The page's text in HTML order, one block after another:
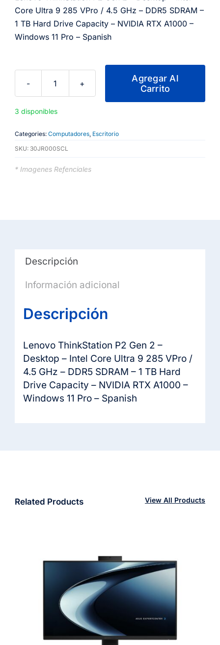
Core Ultra 9 285 VPro / 4.5 GHz – DDR5 SDRAM –
1 TB Hard Drive Capacity – NVIDIA RTX A1000 –
Windows 11 Pro – Spanish
Lenovo
P2
Ultra
16GB
1TB
W11Pro
Agregar Al
Carrito
3 disponibles
Categories: Computadores Escritorio
SKU: 30JR000SCL
* Imagenes Refenciales
Descripción
Información adicional
Descripción
Lenovo ThinkStation P2 Gen 2 –
Desktop – Intel Core Ultra 9 285 VPro /
4.5 GHz – DDR5 SDRAM – 1 TB Hard
Drive Capacity – NVIDIA RTX A1000 –
Windows 11 Pro – Spanish
Related Products View All Products